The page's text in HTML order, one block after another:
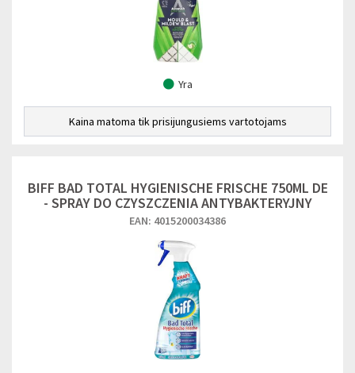
Yra
Kaina matoma tik prisijungusiems vartotojams
BIFF BAD TOTAL HYGIENISCHE FRISCHE 750ML DE
- SPRAY DO CZYSZCZENIA ANTYBAKTERYJNY
EAN: 4015200034386